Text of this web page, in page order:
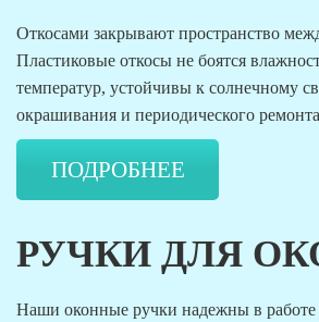
Откосами закрывают пространство
Пластиковые откосы не боятся
температур, устойчивы к солнечному
окрашивания и периодического
ПОДРОБНЕЕ
РУЧКИ ДЛЯ
Наши оконные ручки надежны в